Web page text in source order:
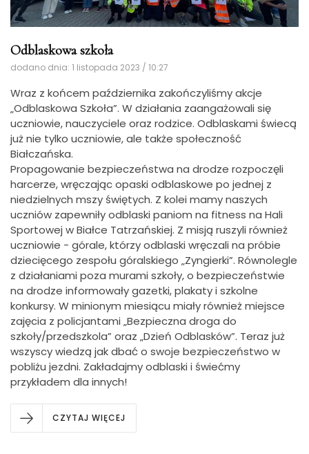
Odblaskowa szkoła
dodano dnia: 1 listopada 2023 / 10:27
Wraz z końcem października zakończyliśmy akcje
„Odblaskowa Szkoła”. W działania zaangażowali się
uczniowie, nauczyciele oraz rodzice. Odblaskami świecą
już nie tylko uczniowie, ale także społeczność
Białczańska.
Propagowanie bezpieczeństwa na drodze rozpoczęli
harcerze, wręczając opaski odblaskowe po jednej z
niedzielnych mszy świętych. Z kolei mamy naszych
uczniów zapewniły odblaski paniom na fitness na Hali
Sportowej w Białce Tatrzańskiej. Z misją ruszyli również
uczniowie - górale, którzy odblaski wręczali na próbie
dziecięcego zespołu góralskiego „Zyngierki”. Równolegle
z działaniami poza murami szkoły, o bezpieczeństwie
na drodze informowały gazetki, plakaty i szkolne
konkursy. W minionym miesiącu miały również miejsce
zajęcia z policjantami „Bezpieczna droga do
szkoły/przedszkola” oraz „Dzień Odblasków”. Teraz już
wszyscy wiedzą jak dbać o swoje bezpieczeństwo w
pobliżu jezdni. Zakładajmy odblaski i świećmy
przykładem dla innych!
CZYTAJ WIĘCEJ